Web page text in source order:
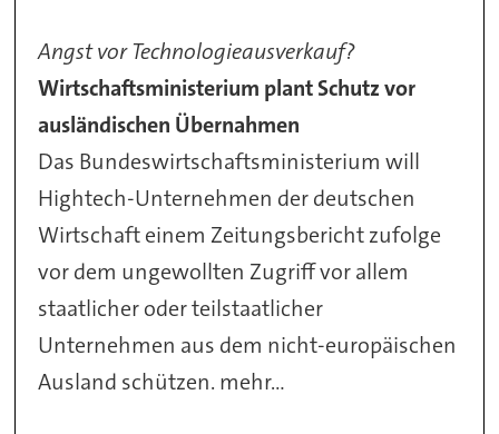
Angst vor Technologieausverkauf?
Wirtschaftsministerium plant Schutz vor
ausländischen Übernahmen
Das Bundeswirtschaftsministerium will
Hightech-Unternehmen der deutschen
Wirtschaft einem Zeitungsbericht zufolge
vor dem ungewollten Zugriff vor allem
staatlicher oder teilstaatlicher
Unternehmen aus dem nicht-europäischen
Ausland schützen. mehr...